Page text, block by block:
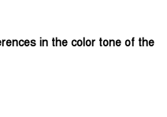
in the color tone of the